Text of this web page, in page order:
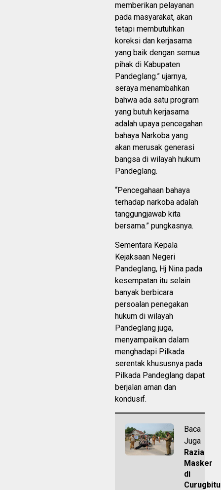
memberikan pelayanan
pada masyarakat, akan
tetapi membutuhkan
koreksi dan kerjasama
yang baik dengan semua
pihak di Kabupaten
Pandeglang.” ujarnya,
seraya menambahkan
bahwa ada satu program
yang butuh kerjasama
adalah upaya pencegahan
bahaya Narkoba yang
akan merusak generasi
bangsa di wilayah hukum
Pandeglang.
“Pencegahaan bahaya
terhadap narkoba adalah
tanggungjawab kita
bersama.” pungkasnya.
Sementara Kepala
Kejaksaan Negeri
Pandeglang, Hj Nina pada
kesempatan itu selain
banyak berbicara
persoalan penegakan
hukum di wilayah
Pandeglang juga,
menyampaikan dalam
menghadapi Pilkada
serentak khususnya pada
Pilkada Pandeglang dapat
berjalan aman dan
kondusif.
Baca
Juga
Razia
Masker
di